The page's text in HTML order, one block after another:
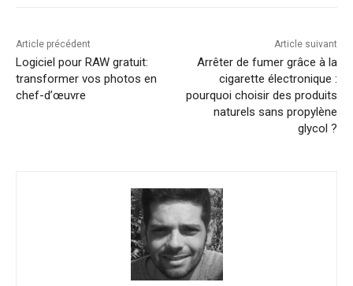
Article précédent
Logiciel pour RAW gratuit:
transformer vos photos en
chef-d’œuvre
Article suivant
Arrêter de fumer grâce à la
cigarette électronique :
pourquoi choisir des produits
naturels sans propylène
glycol ?